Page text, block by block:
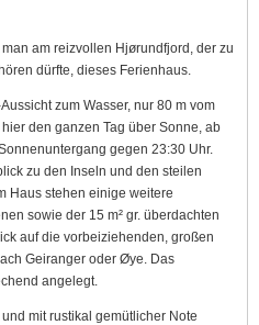
am reizvollen Hjørundfjord, der zu
dürfte, dieses Ferienhaus.
zum Wasser, nur 80 m vom
den ganzen Tag über Sonne, ab
gegen 23:30 Uhr.
zu den Inseln und den steilen
Haus stehen einige weitere
sowie der 15 m² gr. überdachten
auf die vorbeiziehenden, großen
Geiranger oder Øye. Das
angelegt.
mit rustikal gemütlicher Note